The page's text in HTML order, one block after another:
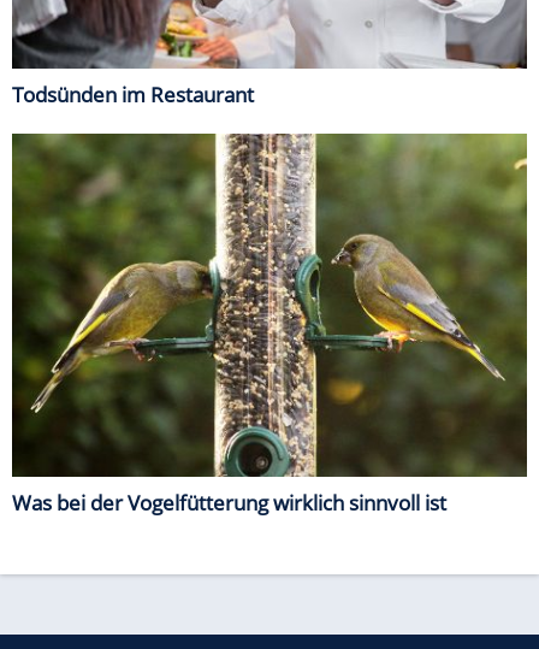
Todsünden im Restaurant
Was bei der Vogelfütterung wirklich sinnvoll ist